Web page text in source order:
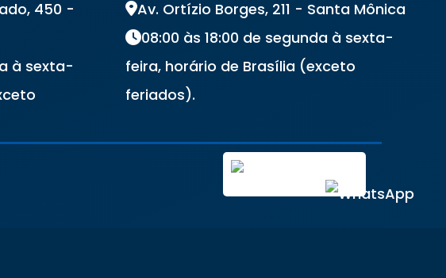
450 -
à sexta-
Av. Ortízio Borges, 211 - Santa Mônica
08:00 às 18:00 de segunda à sexta-
feira, horário de Brasília (exceto
feriados).